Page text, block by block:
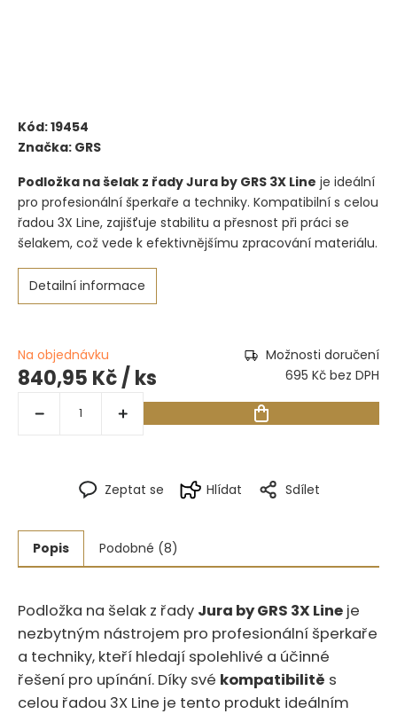
Kód:19454
Značka: GRS
Podložka na šelak z řady Jura by GRS 3X Line je ideální
pro profesionální šperkaře a techniky. Kompatibilní s celou
řadou 3X Line, zajišťuje stabilitu a přesnost při práci se
šelakem, což vede k efektivnějšímu zpracování materiálu.
Detailní informace
Zeptat se Hlídat Sdílet
Na objednávku Možnosti doručení
840,95 Kč/ ks 695 Kč bez DPH
Popis Podobné (8)
Podložka na šelak z řady Jura by GRS 3X Line je
nezbytným nástrojem pro profesionální šperkaře
a techniky, kteří hledají spolehlivé a účinné
řešení pro upínání. Díky své kompatibilitě s
celou řadou 3X Line je tento produkt ideálním